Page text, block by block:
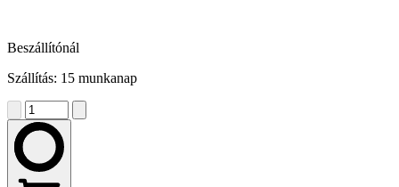
Beszállítónál
Szállítás: 15 munkanap